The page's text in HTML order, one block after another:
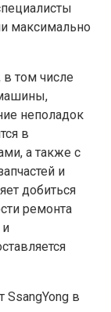
максимально
том числе
неполадок
в
а также с
и
добиться
ремонта
и
SsangYong в